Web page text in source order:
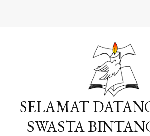
SELAMAT
SWASTA